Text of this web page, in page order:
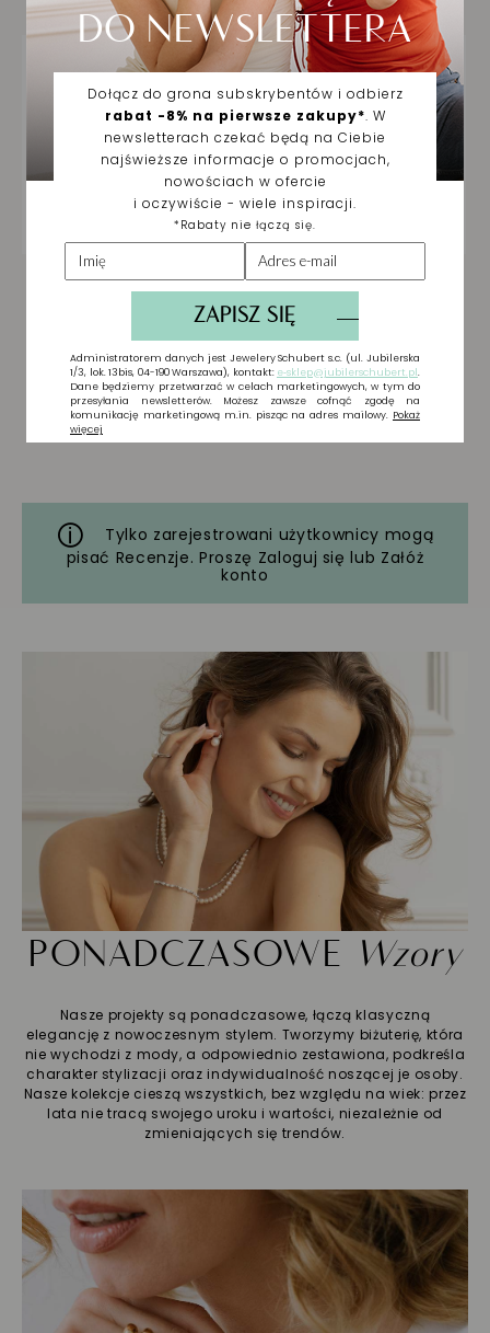
Tylko zarejestrowani użytkownicy mogą
pisać Recenzje. Proszę Zaloguj się lub Załóż
konto
PONADCZASOWE Wzory
Nasze projekty są ponadczasowe, łączą klasyczną
elegancję z nowoczesnym stylem. Tworzymy biżuterię, która
nie wychodzi z mody, a odpowiednio zestawiona, podkreśla
charakter stylizacji oraz indywidualność noszącej je osoby.
Nasze kolekcje cieszą wszystkich, bez względu na wiek: przez
lata nie tracą swojego uroku i wartości, niezależnie od
zmieniających się trendów.